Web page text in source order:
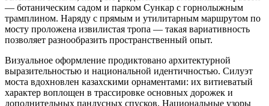
— ботаническим садом и парком Сункар с горнолыжным
трамплином. Наряду с прямым и утилитарным маршрутом по
мосту проложена извилистая тропа — такая вариативность
позволяет разнообразить пространственный опыт.
Визуальное оформление продиктовано архитектурной
выразительностью и национальной идентичностью. Силуэт
моста вдохновлен казахскими орнаментами: их витиеватый
характер воплощен в трассировке основных дорожек и
дополнительных пандусных спусков. Национальные узоры